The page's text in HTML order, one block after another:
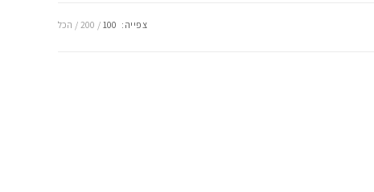
צפייה: 100
200 הכל